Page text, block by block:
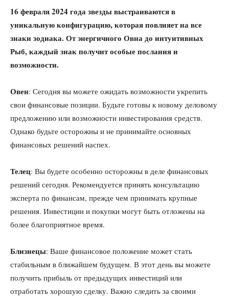
16 февраля 2024 года звезды выстраиваются в
уникальную конфигурацию, которая повлияет на все
знаки зодиака. От энергичного Овна до интуитивных
Рыб, каждый знак получит особые послания и
возможности.
Овен: Сегодня вы можете ожидать возможности укрепить
свои финансовые позиции. Будьте готовы к новому деловому
предложению или возможности инвестирования средств.
Однако будьте осторожны и не принимайте основных
финансовых решений наспех.
Телец: Вы будете особенно осторожны в деле финансовых
решений сегодня. Рекомендуется принять консультацию
эксперта по финансам, прежде чем принимать крупные
решения. Инвестиции и покупки могут быть отложены на
более благоприятное время.
Близнецы: Ваше финансовое положение может стать
стабильным в ближайшем будущем. В этот день вы можете
получить прибыль от предыдущих инвестиций или
отработать хорошую сделку. Важно следить за своими